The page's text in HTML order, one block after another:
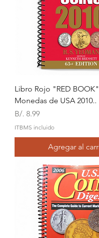
Libro Rojo "RED
Monedas de USA 2010..
Precio
B/. 8.99
ITBMS incluido
Agregar al